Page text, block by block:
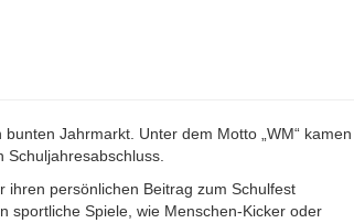
Jahrmarkt. Unter dem Motto „WM“ kamen
Schuljahresabschluss.
ihren persönlichen Beitrag zum Schulfest
sportliche Spiele, wie Menschen-Kicker oder